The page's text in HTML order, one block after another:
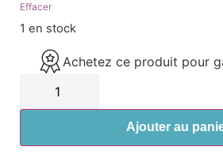
Effacer
1 en stock
Achetez ce produit pour
Ajouter au